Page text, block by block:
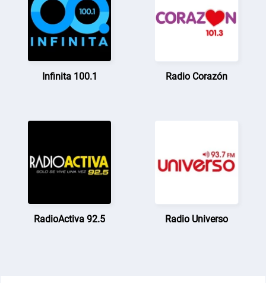
Infinita 100.1 Radio Corazón
RadioActiva 92.5 Radio Universo